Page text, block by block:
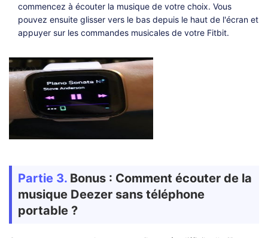
commencez à écouter la musique de votre choix. Vous
pouvez ensuite glisser vers le bas depuis le haut de l'écran et
appuyer sur les commandes musicales de votre Fitbit.
Partie 3. Bonus : Comment écouter de la
musique Deezer sans téléphone
portable ?